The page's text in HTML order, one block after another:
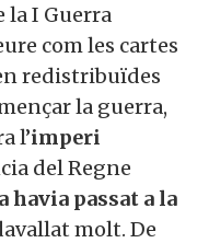
la I Guerra
com les cartes
redistribuïdes
la guerra,
l’imperi
del Regne
havia passat a la
molt. De